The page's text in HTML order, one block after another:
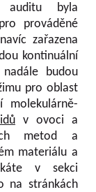
auditu byla
prováděné
zařazena
kontinuální
budou
pro oblast
molekulárně-
v ovoci a
metod a
materiálu a
v sekci
na stránkách